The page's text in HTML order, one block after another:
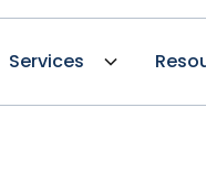
Services